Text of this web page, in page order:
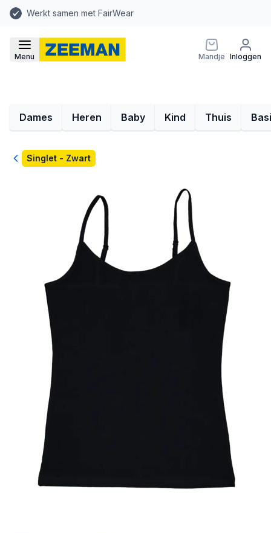
Werkt samen met FairWear
Menu Mandje Inloggen
Dames Heren Baby Kind Thuis
TerugSinglet - Zwart